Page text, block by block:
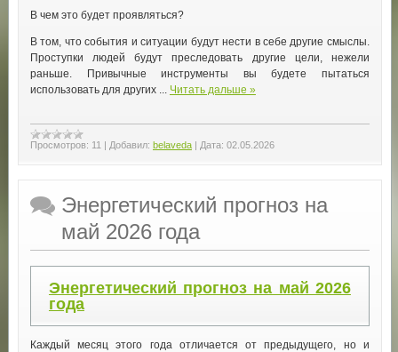
В чем это будет проявляться?
В том, что события и ситуации будут нести в себе другие смыслы.
Проступки людей будут преследовать другие цели, нежели
раньше. Привычные инструменты вы будете пытаться
использовать для других ... Читать дальше »
Просмотров: 11 | Добавил: belaveda | Дата: 02.05.2026
Энергетический прогноз на
май 2026 года
Энергетический прогноз на май 2026
года
Каждый месяц этого года отличается от предыдущего, но и